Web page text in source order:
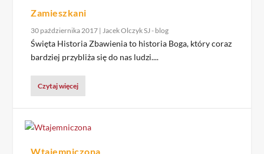
Zamieszkani
30 października 2017 |Jacek Olczyk SJ - blog
Święta Historia Zbawienia to historia Boga, który coraz
bardziej przybliża się do nas ludzi....
Czytaj więcej
Wtajemniczona